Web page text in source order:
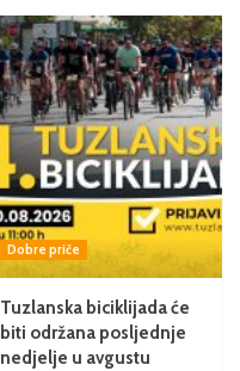
Dobre priče
Tuzlanska biciklijada će
biti održana posljednje
nedjelje u avgustu